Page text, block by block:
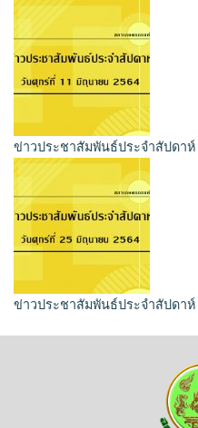
ข่าวประชาสัมพันธ์ประจำสัปดา
ข่าวประชาสัมพันธ์ประจำสัปดา